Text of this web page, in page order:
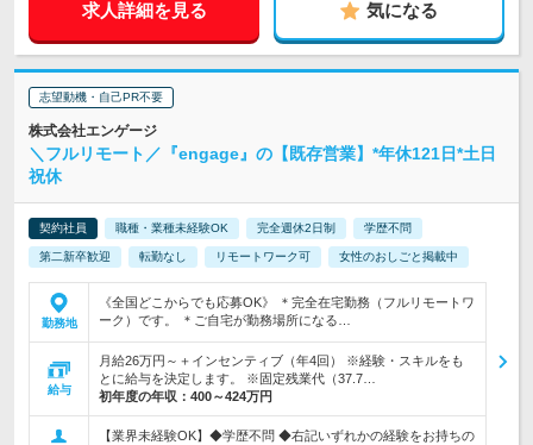
求人詳細を見る 気になる
志望動機・自己PR不要
株式会社エンゲージ
＼フルリモート／『engage』の【既存営業】*年休121日*土日
祝休
契約社員 職種・業種未経験OK 完全週休2日制 学歴不問
第二新卒歓迎 転勤なし リモートワーク可 女性のおしごと掲載中
勤務地
《全国どこからでも応募OK》 ＊完全在宅勤務（フルリモートワ
ーク）です。 ＊ご自宅が勤務場所になる…
給与
月給26万円～＋インセンティブ（年4回） ※経験・スキルをも
とに給与を決定します。 ※固定残業代（37.7…
初年度の年収： 400～424万円
【業界未経験OK】◆学歴不問 ◆右記いずれかの経験をお持ちの